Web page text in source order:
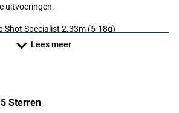
uitvoeringen.
Shot Specialist 2.33m (5-18g)
Shot Specialist 2.23m (2-12g)
Lees meer
Sterren